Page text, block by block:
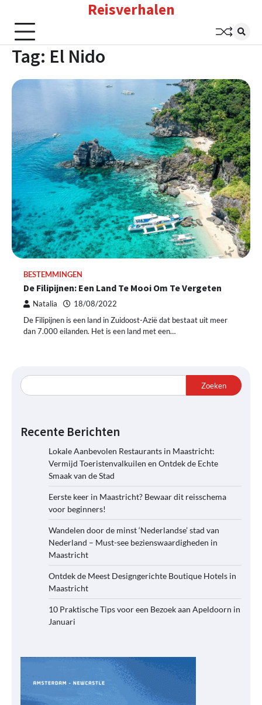
content
Reisverhalen
Tag: El Nido
BESTEMMINGEN
De Filipijnen: Een Land Te Mooi Om Te Vergeten
Natalia 18/08/2022
De Filipijnen is een land in Zuidoost-Azië dat bestaat uit meer
dan 7.000 eilanden. Het is een land met een…
Zoeken
Recente Berichten
Lokale Aanbevolen Restaurants in Maastricht:
Vermijd Toeristenvalkuilen en Ontdek de Echte
Smaak van de Stad
Eerste keer in Maastricht? Bewaar dit reisschema
voor beginners!
Wandelen door de minst ‘Nederlandse’ stad van
Nederland – Must-see bezienswaardigheden in
Maastricht
Ontdek de Meest Designgerichte Boutique Hotels in
Maastricht
10 Praktische Tips voor een Bezoek aan Apeldoorn in
Januari